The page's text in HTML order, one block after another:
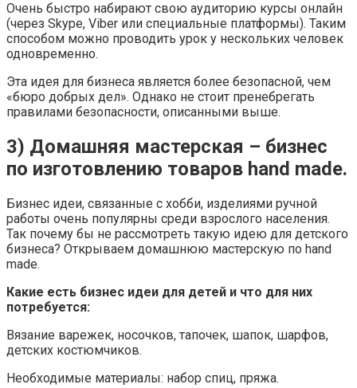
Очень быстро набирают свою аудиторию курсы онлайн
(через Skype, Viber или специальные платформы). Таким
способом можно проводить урок у нескольких человек
одновременно.
Эта идея для бизнеса является более безопасной, чем
«бюро добрых дел». Однако не стоит пренебрегать
правилами безопасности, описанными выше.
3) Домашняя мастерская – бизнес
по изготовлению товаров hand made.
Бизнес идеи, связанные с хобби, изделиями ручной
работы очень популярны среди взрослого населения.
Так почему бы не рассмотреть такую идею для детского
бизнеса? Открываем домашнюю мастерскую по hand
made.
Какие есть бизнес идеи для детей и что для них
потребуется:
Вязание варежек, носочков, тапочек, шапок, шарфов,
детских костюмчиков.
Необходимые материалы: набор спиц, пряжа.